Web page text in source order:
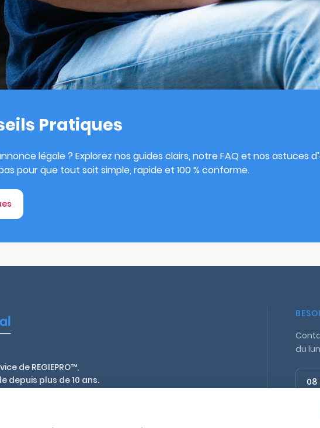
Pratiques
légale ? Explorez nos guides clairs, notre FAQ et nos astuces
pour que tout soit simple, rapide et 100 % conforme.
de REGIEPRO™,
depuis plus de 10 ans.
mer.
du
08